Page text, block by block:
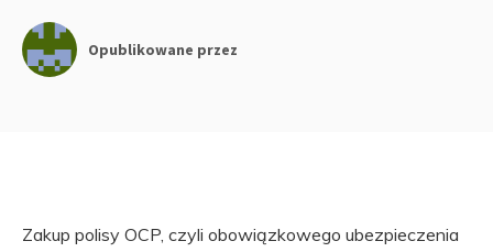
Opublikowane przez
Zakup polisy OCP, czyli obowiązkowego ubezpieczenia